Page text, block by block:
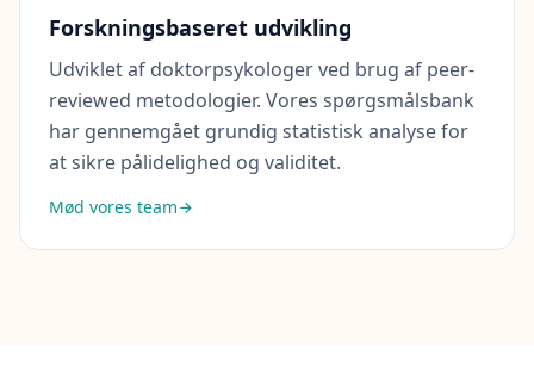
F
A
Q
G
e
t
n
w
Forskningsbaseret udvikling
Udviklet af doktorpsykologer ved brug af peer-
reviewed metodologier. Vores spørgsmålsbank
har gennemgået grundig statistisk analyse for
at sikre pålidelighed og validitet.
Mød vores team